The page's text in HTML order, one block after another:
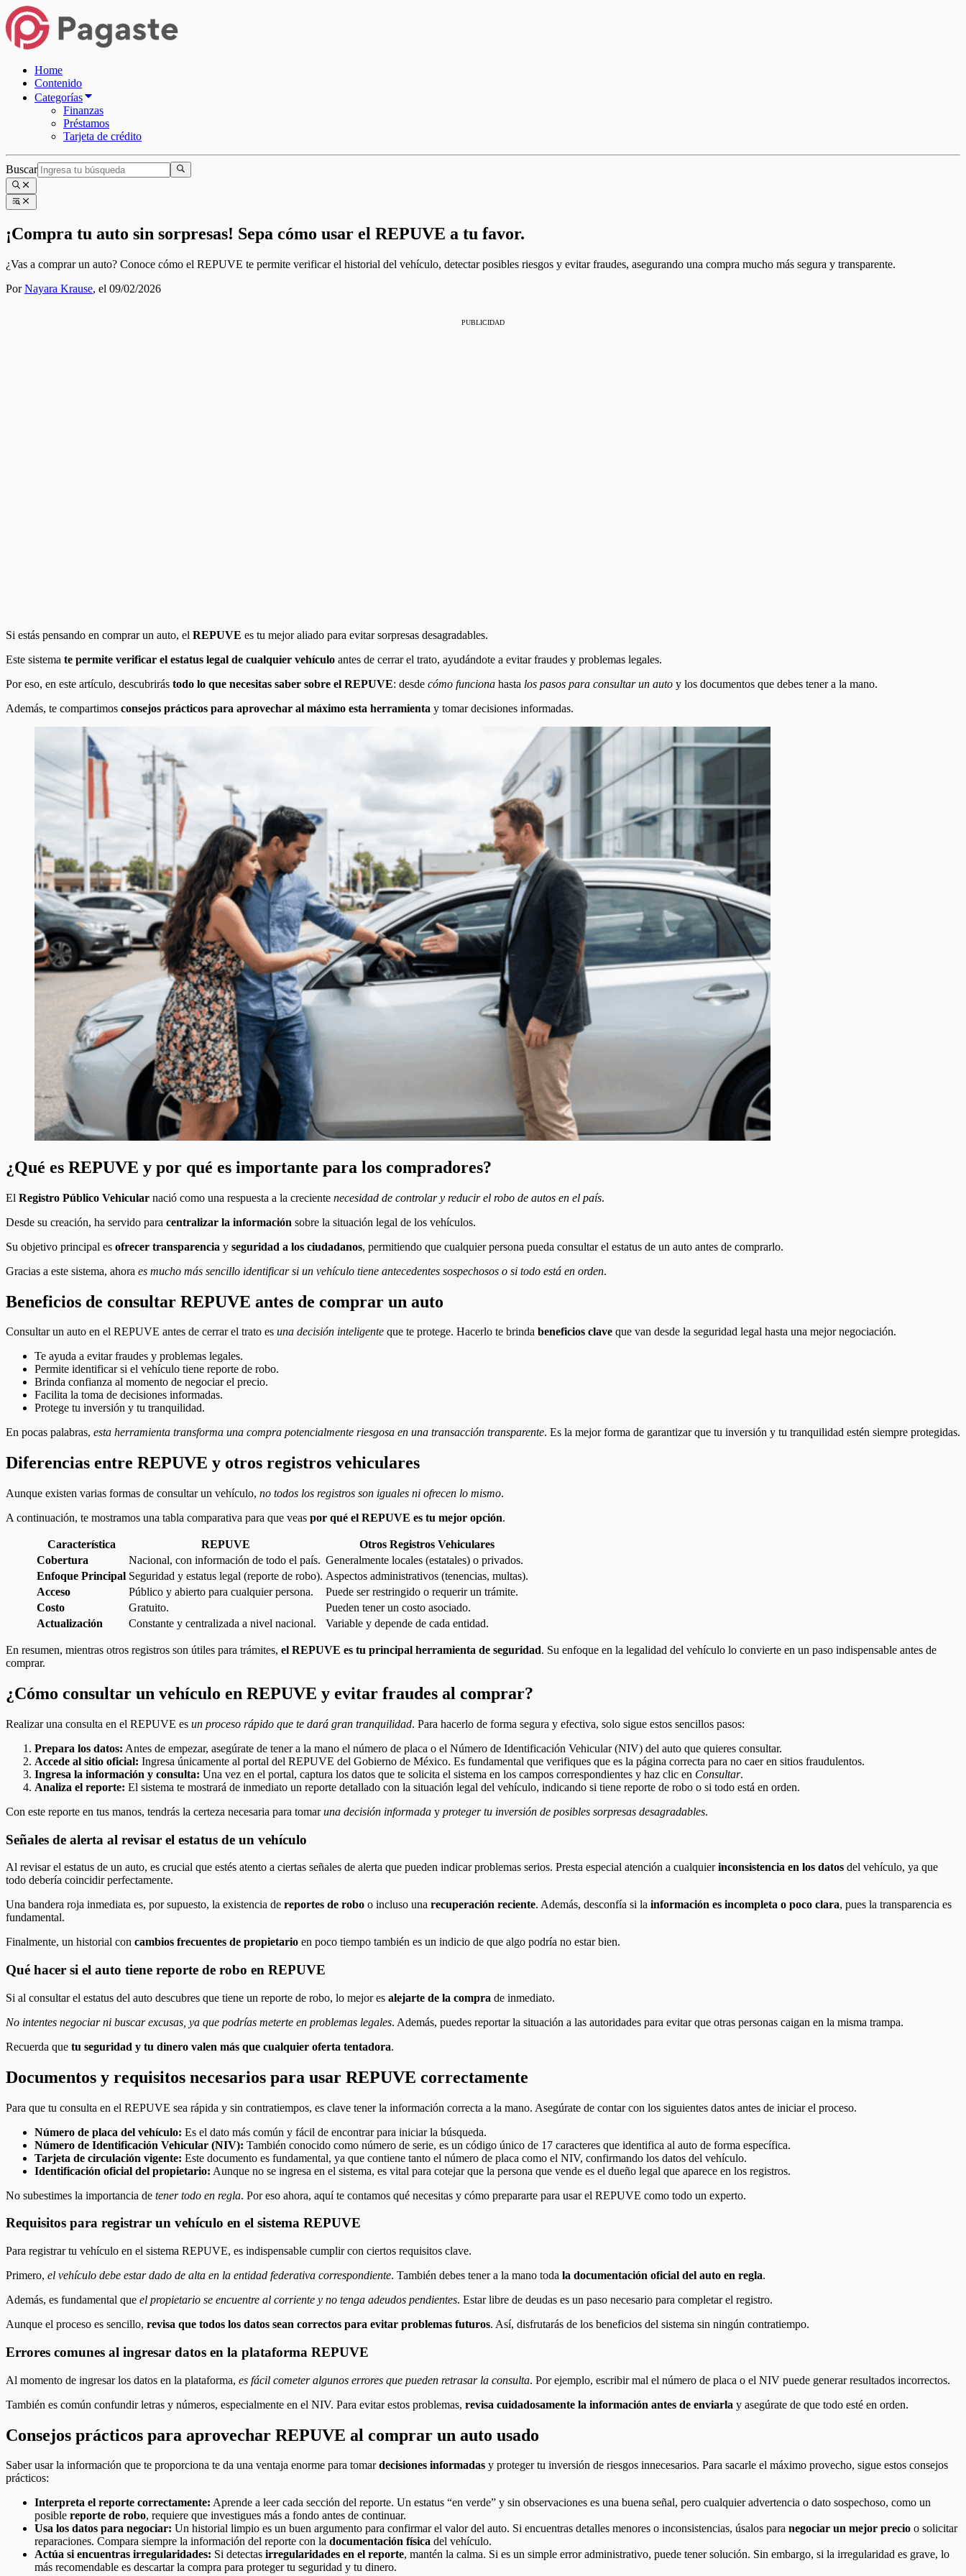
Home
Contenido
Categorías
Finanzas
Préstamos
Tarjeta de crédito
Buscar
¡Compra tu auto sin sorpresas! Sepa cómo usar el REPUVE a tu favor.
¿Vas a comprar un auto? Conoce cómo el REPUVE te permite verificar el historial del vehículo, detectar posibles riesgos y evitar fraudes, asegurando una compra mucho más segura y transparente.
PorNayara Krause, el 09/02/2026
PUBLICIDAD
Si estás pensando en comprar un auto, el REPUVE es tu mejor aliado para evitar sorpresas desagradables.
Este sistema te permite verificar el estatus legal de cualquier vehículo antes de cerrar el trato, ayudándote a evitar fraudes y problemas legales.
Por eso, en este artículo, descubrirás todo lo que necesitas saber sobre el REPUVE: desde cómo funciona hasta los pasos para consultar un auto y los documentos que debes tener a la mano.
Además, te compartimos consejos prácticos para aprovechar al máximo esta herramienta y tomar decisiones informadas.
¿Qué es REPUVE y por qué es importante para los compradores?
El Registro Público Vehicular nació como una respuesta a la creciente necesidad de controlar y reducir el robo de autos en el país.
Desde su creación, ha servido para centralizar la información sobre la situación legal de los vehículos.
Su objetivo principal es ofrecer transparencia y seguridad a los ciudadanos, permitiendo que cualquier persona pueda consultar el estatus de un auto antes de comprarlo.
Gracias a este sistema, ahora es mucho más sencillo identificar si un vehículo tiene antecedentes sospechosos o si todo está en orden.
Beneficios de consultar REPUVE antes de comprar un auto
Consultar un auto en el REPUVE antes de cerrar el trato es una decisión inteligente que te protege. Hacerlo te brinda beneficios clave que van desde la seguridad legal hasta una mejor negociación.
Te ayuda a evitar fraudes y problemas legales.
Permite identificar si el vehículo tiene reporte de robo.
Brinda confianza al momento de negociar el precio.
Facilita la toma de decisiones informadas.
Protege tu inversión y tu tranquilidad.
En pocas palabras, esta herramienta transforma una compra potencialmente riesgosa en una transacción transparente. Es la mejor forma de garantizar que tu inversión y tu tranquilidad estén siempre protegidas.
Diferencias entre REPUVE y otros registros vehiculares
Aunque existen varias formas de consultar un vehículo, no todos los registros son iguales ni ofrecen lo mismo.
A continuación, te mostramos una tabla comparativa para que veas por qué el REPUVE es tu mejor opción.
Característica REPUVE
Otros Registros Vehiculares
Cobertura
Nacional, con información de todo el país. Generalmente locales (estatales) o privados.
Enfoque Principal Seguridad y estatus legal (reporte de robo). Aspectos administrativos (tenencias, multas).
Acceso
Público y abierto para cualquier persona.
Puede ser restringido o requerir un trámite.
Costo
Gratuito.
Pueden tener un costo asociado.
Actualización
Constante y centralizada a nivel nacional. Variable y depende de cada entidad.
En resumen, mientras otros registros son útiles para trámites, el REPUVE es tu principal herramienta de seguridad. Su enfoque en la legalidad del vehículo lo convierte en un paso indispensable antes de
comprar.
¿Cómo consultar un vehículo en REPUVE y evitar fraudes al comprar?
Realizar una consulta en el REPUVE es un proceso rápido que te dará gran tranquilidad. Para hacerlo de forma segura y efectiva, solo sigue estos sencillos pasos:
Prepara los datos: Antes de empezar, asegúrate de tener a la mano el número de placa o el Número de Identificación Vehicular (NIV) del auto que quieres consultar.
Accede al sitio oficial: Ingresa únicamente al portal del REPUVE del Gobierno de México. Es fundamental que verifiques que es la página correcta para no caer en sitios fraudulentos.
Ingresa la información y consulta: Una vez en el portal, captura los datos que te solicita el sistema en los campos correspondientes y haz clic en Consultar.
Analiza el reporte: El sistema te mostrará de inmediato un reporte detallado con la situación legal del vehículo, indicando si tiene reporte de robo o si todo está en orden.
Con este reporte en tus manos, tendrás la certeza necesaria para tomaruna decisión informada y proteger tu inversión de posibles sorpresas desagradables.
Señales de alerta al revisar el estatus de un vehículo
Al revisar el estatus de un auto, es crucial que estés atento a ciertas señales de alerta que pueden indicar problemas serios. Presta especial atención a cualquierinconsistencia en los datos del vehículo, ya que
todo debería coincidir perfectamente.
Una bandera roja inmediata es, por supuesto, la existencia de reportes de robo o incluso una recuperación reciente. Además, desconfía si la información es incompleta o poco clara, pues la transparencia es
fundamental.
Finalmente, un historial con cambios frecuentes de propietario en poco tiempo también es un indicio de que algo podría no estar bien.
Qué hacer si el auto tiene reporte de robo en REPUVE
Si al consultar el estatus del auto descubres que tiene un reporte de robo, lo mejor es alejarte de la compra de inmediato.
No intentes negociar ni buscar excusas, ya que podrías meterte en problemas legales. Además, puedes reportar la situación a las autoridades para evitar que otras personas caigan en la misma trampa.
Recuerda que tu seguridad y tu dinero valen más que cualquier oferta tentadora.
Documentos y requisitos necesarios para usar REPUVE correctamente
Para que tu consulta en el REPUVE sea rápida y sin contratiempos, es clave tener la información correcta a la mano. Asegúrate de contar con los siguientes datos antes de iniciar el proceso.
Número de placa del vehículo: Es el dato más común y fácil de encontrar para iniciar la búsqueda.
Número de Identificación Vehicular (NIV): También conocido como número de serie, es un código único de 17 caracteres que identifica al auto de forma específica.
Tarjeta de circulación vigente: Este documento es fundamental, ya que contiene tanto el número de placa como el NIV, confirmando los datos del vehículo.
Identificación oficial del propietario: Aunque no se ingresa en el sistema, es vital para cotejar que la persona que vende es el dueño legal que aparece en los registros.
No subestimes la importancia de tener todo en regla. Por eso ahora, aquí te contamos qué necesitas y cómo prepararte para usar el REPUVE como todo un experto.
Requisitos para registrar un vehículo en el sistema REPUVE
Para registrar tu vehículo en el sistema REPUVE, es indispensable cumplir con ciertos requisitos clave.
Primero, el vehículo debe estar dado de alta en la entidad federativa correspondiente. También debes tener a la mano toda la documentación oficial del auto en regla.
Además, es fundamental que el propietario se encuentre al corriente y no tenga adeudos pendientes. Estar libre de deudas es un paso necesario para completar el registro.
Aunque el proceso es sencillo, revisa que todos los datos sean correctos para evitar problemas futuros. Así, disfrutarás de los beneficios del sistema sin ningún contratiempo.
Errores comunes al ingresar datos en la plataforma REPUVE
Al momento de ingresar los datos en la plataforma, es fácil cometer algunos errores que pueden retrasar la consulta. Por ejemplo, escribir mal el número de placa o el NIV puede generar resultados incorrectos.
También es común confundir letras y números, especialmente en el NIV. Para evitar estos problemas, revisa cuidadosamente la información antes de enviarla y asegúrate de que todo esté en orden.
Consejos prácticos para aprovechar REPUVE al comprar un auto usado
Saber usar la información que te proporciona te da una ventaja enorme para tomardecisiones informadas y proteger tu inversión de riesgos innecesarios. Para sacarle el máximo provecho, sigue estos consejos
prácticos:
Interpreta el reporte correctamente: Aprende a leer cada sección del reporte. Un estatus “en verde” y sin observaciones es una buena señal, pero cualquier advertencia o dato sospechoso, como un
posible reporte de robo, requiere que investigues más a fondo antes de continuar.
Usa los datos para negociar: Un historial limpio es un buen argumento para confirmar el valor del auto. Si encuentras detalles menores o inconsistencias, úsalos para negociar un mejor precio o solicitar
reparaciones. Compara siempre la información del reporte con la documentación física del vehículo.
Actúa si encuentras irregularidades: Si detectas irregularidades en el reporte, mantén la calma. Si es un simple error administrativo, puede tener solución. Sin embargo, si la irregularidad es grave, lo
más recomendable es descartar la compra para proteger tu seguridad y tu dinero.